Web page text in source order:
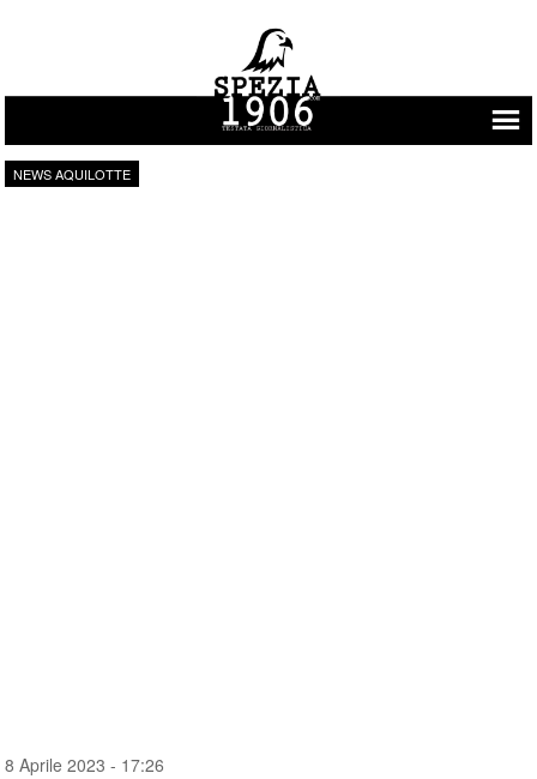
Vai al contenuto
NEWS AQUILOTTE
8 Aprile 2023 - 17:26